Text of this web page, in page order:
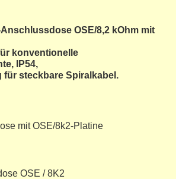
OSE/8,2 kOhm mit
konventionelle
IP54,
für steckbare Spiralkabel.
mit OSE/8k2-Platine
OSE / 8K2